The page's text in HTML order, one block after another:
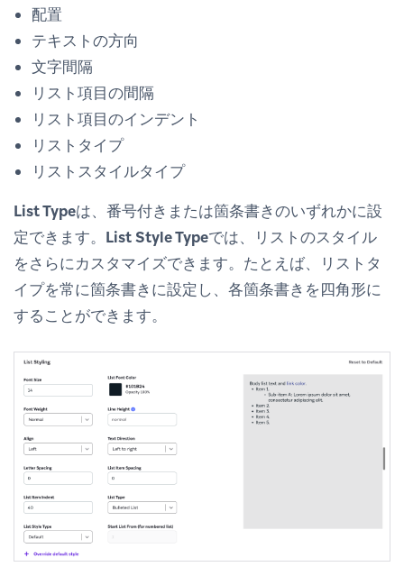
配置
テキストの方向
文字間隔
リスト項目の間隔
リスト項目のインデント
リストタイプ
リストスタイルタイプ
List Typeは、番号付きまたは箇条書きのいずれかに設
定できます。 List Style Typeでは、リストのスタイル
をさらにカスタマイズできます。たとえば、リストタ
イプを常に箇条書きに設定し、各箇条書きを四角形に
することができます。